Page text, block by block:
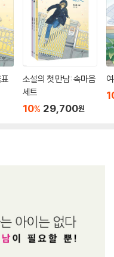
소설의 첫 만남: 속마음
세트
10% 29,700원